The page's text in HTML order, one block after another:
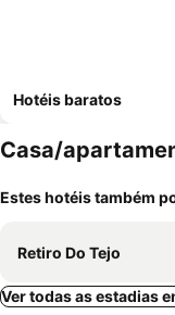
Hotéis baratos
Casa/
Estes hotéis também
Retiro Do Tejo
Ver todas as estadias